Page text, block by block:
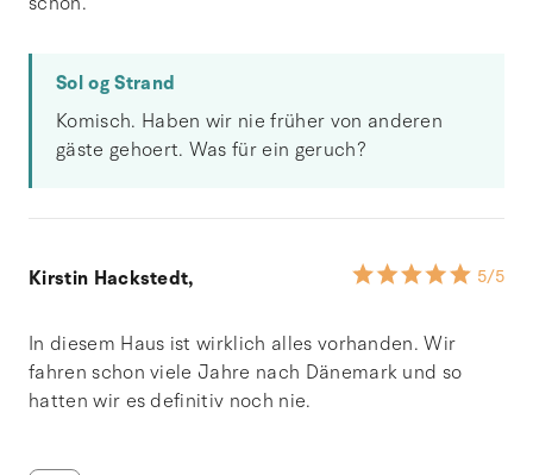
Sol og Strand
Komisch. Haben wir nie früher von anderen
gäste gehoert. Was für ein geruch?
Kirstin Hackstedt, 5/5
In diesem Haus ist wirklich alles vorhanden. Wir
fahren schon viele Jahre nach Dänemark und so
hatten wir es definitiv noch nie.